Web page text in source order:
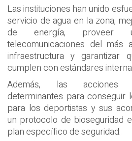
Las instituciones han unido
servicio de agua en la zona,
de energía, proveer
telecomunicaciones del más
infraestructura y garantizar
cumplen con estándares
Además, las acciones
determinantes para conseguir
para los deportistas y sus
un protocolo de bioseguridad
plan específico de seguridad.